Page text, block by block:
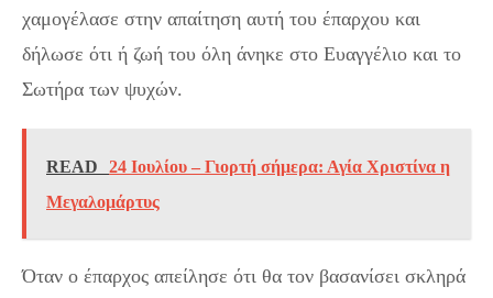
χαμογέλασε στην απαίτηση αυτή του έπαρχου και
δήλωσε ότι ή ζωή του όλη άνηκε στο Ευαγγέλιο και το
Σωτήρα των ψυχών.
READ
24 Ιουλίου – Γιορτή σήμερα: Αγία Χριστίνα η
Μεγαλομάρτυς
Όταν ο έπαρχος απείλησε ότι θα τον βασανίσει σκληρά